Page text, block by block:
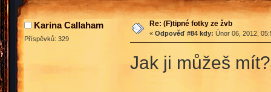
Karina Callaham
Příspěvků: 329
Re: (F)tipné fotky ze žvb
« Odpověď #84 kdy: Únor 06, 2012,
Jak ji můžeš